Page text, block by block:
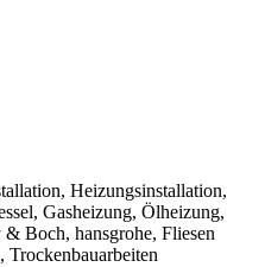
Heizungsinstallation,
Gasheizung, Ölheizung,
Boch, hansgrohe, Fliesen
Trockenbauarbeiten